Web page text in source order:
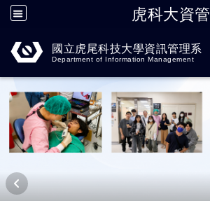
虎科大資管
跳到主要內容
國立虎尾科技大學資訊管理系
Department of Information Management